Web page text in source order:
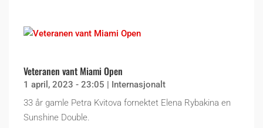
Veteranen vant Miami Open
1 april, 2023 - 23:05 | Internasjonalt
33 år gamle Petra Kvitova fornektet Elena Rybakina en
Sunshine Double.